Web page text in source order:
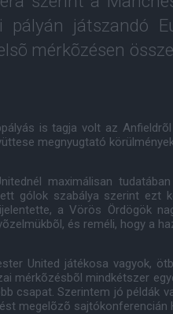
pályán játszandó
mérkõzésen
is tagja volt az
megnyugtató
maximálisan
gólok szabálya szerint ezt
a Vörös Ördögök
és reméli, hogy a
United játékosa vagyok,
mérkõzésbõl mindkétszer
csapat. Szerintem jó példák
megelõzõ sajtókonferencián